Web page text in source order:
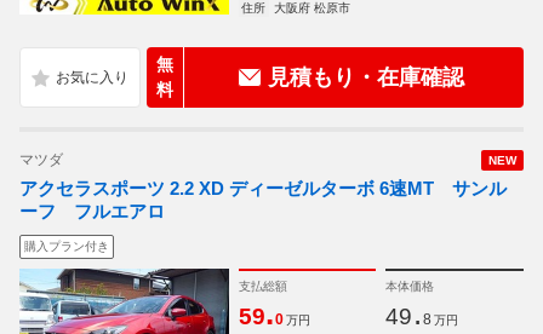
住所
大阪府 松原市
無
料
見積もり・在庫確認
NEW
マツダ
アクセラスポーツ 2.2 XD ディーゼルターボ 6速MT サンル
ーフ フルエアロ
購入プラン付き
支払総額
59.0 万円
本体価格
49. 8 万円